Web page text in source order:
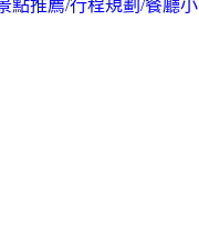
點推薦/行程規劃/餐廳小